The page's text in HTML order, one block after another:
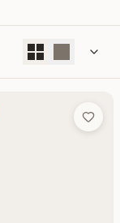
Add to